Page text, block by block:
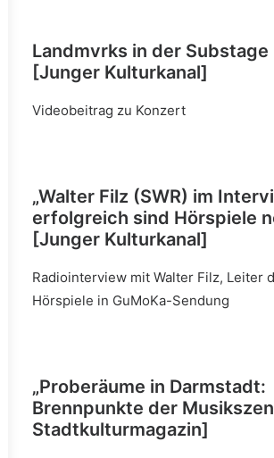
Landmvrks in der Substage
[Junger Kulturkanal]
Videobeitrag zu Konzert
„Walter Filz (SWR) im
erfolgreich sind Hörspiele
[Junger Kulturkanal]
Radiointerview mit Walter Filz, Leiter
Hörspiele in GuMoKa-Sendung
„Proberäume in Darmstadt:
Brennpunkte der
Stadtkulturmagazin]